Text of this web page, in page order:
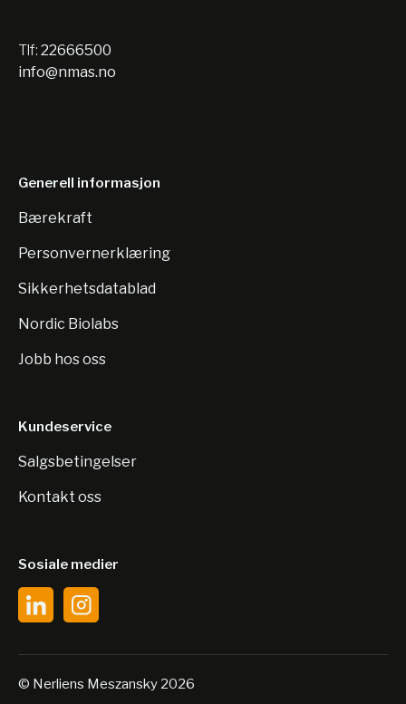
Tlf: 22666500
info@nmas.no
Generell informasjon
Bærekraft
Personvernerklæring
Sikkerhetsdatablad
Nordic Biolabs
Jobb hos oss
Kundeservice
Salgsbetingelser
Kontakt oss
Sosiale medier
© Nerliens Meszansky 2026